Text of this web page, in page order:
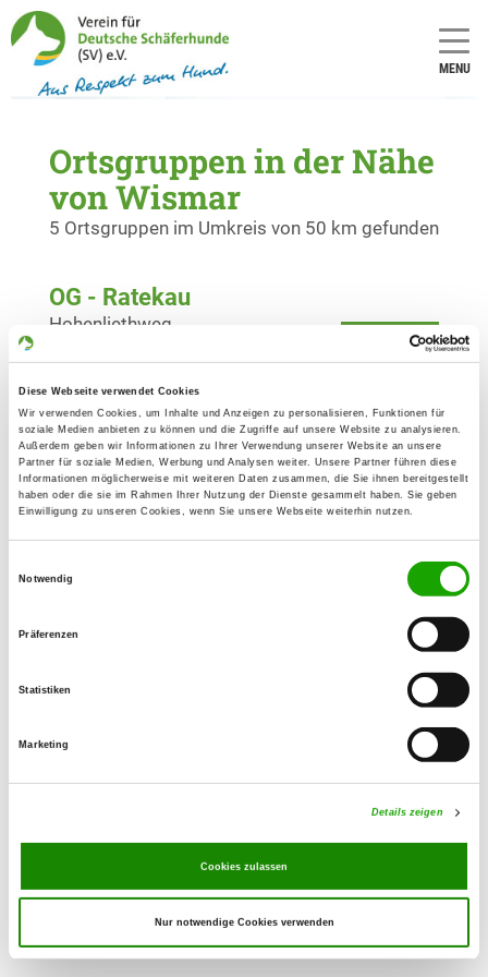
Diese Webseite verwendet Cookies
Wir verwenden Cookies, um Inhalte und Anzeigen zu personalisieren, Funktionen für
soziale Medien anbieten zu können und die Zugriffe auf unsere Website zu analysieren.
Außerdem geben wir Informationen zu Ihrer Verwendung unserer Website an unsere
Partner für soziale Medien, Werbung und Analysen weiter. Unsere Partner führen diese
Informationen möglicherweise mit weiteren Daten zusammen, die Sie ihnen bereitgestellt
haben oder die sie im Rahmen Ihrer Nutzung der Dienste gesammelt haben. Sie geben
Einwilligung zu unseren Cookies, wenn Sie unsere Webseite weiterhin nutzen.
Notwendig
Präferenzen
Statistiken
Marketing
Details zeigen
Cookies zulassen
Nur notwendige Cookies verwenden
MENU
Ortsgruppen in der Nähe
von Wismar
5 Ortsgruppen im Umkreis von 50 km gefunden
OG - Ratekau
Details
Hohenliethweg
OG - Neukloster
Details
Bützower Straße 28
23992 Neukloster
OG - Wallenstein
Details
Zum Resthof 2
Details
An der Wirtschaftsstr. 5
OG - Neu Mühle
18276 Mistorf